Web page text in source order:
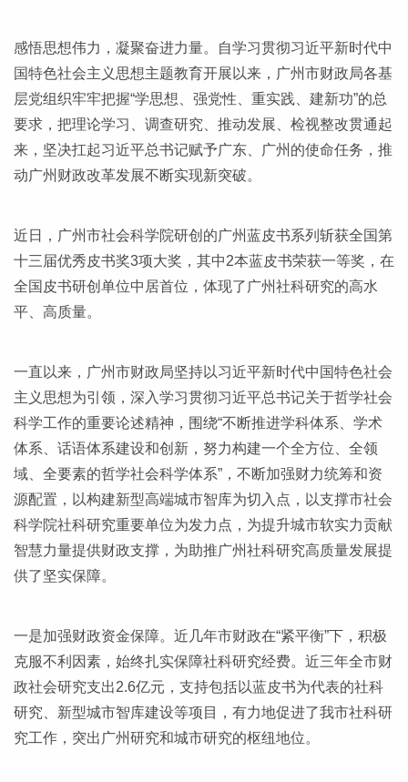
感悟思想伟力，凝聚奋进力量。自学习贯彻习近平新时代中
国特色社会主义思想主题教育开展以来，广州市财政局各基
层党组织牢牢把握“学思想、强党性、重实践、建新功”的总
要求，把理论学习、调查研究、推动发展、检视整改贯通起
来，坚决扛起习近平总书记赋予广东、广州的使命任务，推
动广州财政改革发展不断实现新突破。
近日，广州市社会科学院研创的广州蓝皮书系列斩获全国第
十三届优秀皮书奖3项大奖，其中2本蓝皮书荣获一等奖，在
全国皮书研创单位中居首位，体现了广州社科研究的高水
平、高质量。
一直以来，广州市财政局坚持以习近平新时代中国特色社会
主义思想为引领，深入学习贯彻习近平总书记关于哲学社会
科学工作的重要论述精神，围绕“不断推进学科体系、学术
体系、话语体系建设和创新，努力构建一个全方位、全领
域、全要素的哲学社会科学体系”，不断加强财力统筹和资
源配置，以构建新型高端城市智库为切入点，以支撑市社会
科学院社科研究重要单位为发力点，为提升城市软实力贡献
智慧力量提供财政支撑，为助推广州社科研究高质量发展提
供了坚实保障。
一是加强财政资金保障。近几年市财政在“紧平衡”下，积极
克服不利因素，始终扎实保障社科研究经费。近三年全市财
政社会研究支出2.6亿元，支持包括以蓝皮书为代表的社科
研究、新型城市智库建设等项目，有力地促进了我市社科研
究工作，突出广州研究和城市研究的枢纽地位。